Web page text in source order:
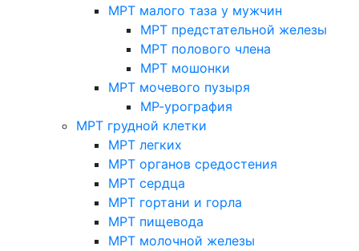
МРТ малого таза у мужчин
МРТ предстательной железы
МРТ полового члена
МРТ мошонки
МРТ мочевого пузыря
МР-урография
МРТ грудной клетки
МРТ легких
МРТ органов средостения
МРТ сердца
МРТ гортани и горла
МРТ пищевода
МРТ молочной железы